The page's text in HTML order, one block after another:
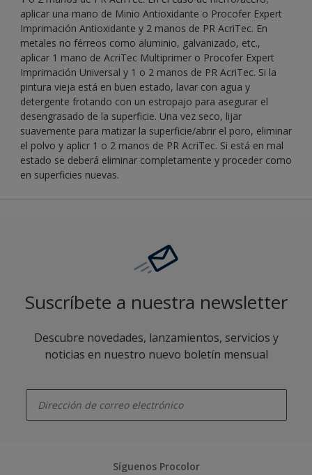
aplicar una mano de Minio Antioxidante o Procofer Expert
Imprimación Antioxidante y 2 manos de PR AcriTec. En
metales no férreos como aluminio, galvanizado, etc.,
aplicar 1 mano de AcriTec Multiprimer o Procofer Expert
Imprimación Universal y 1 o 2 manos de PR AcriTec. Si la
pintura vieja está en buen estado, lavar con agua y
detergente frotando con un estropajo para asegurar el
desengrasado de la superficie. Una vez seco, lijar
suavemente para matizar la superficie/abrir el poro, eliminar
el polvo y aplicr 1 o 2 manos de PR AcriTec. Si está en mal
estado se deberá eliminar completamente y proceder como
en superficies nuevas.
Suscríbete a nuestra newsletter
Descubre novedades, lanzamientos, servicios y
noticias en nuestro nuevo boletín mensual
Síguenos Procolor